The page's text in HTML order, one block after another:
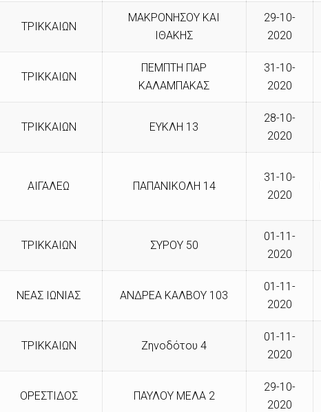
ΤΡΙΚΚΑΙΩΝ
ΜΑΚΡΟΝΗΣΟΥ ΚΑΙ
ΙΘΑΚΗΣ
29-10-
2020
ΤΡΙΚΚΑΙΩΝ
ΠΕΜΠΤΗ ΠΑΡ
ΚΑΛΑΜΠΑΚΑΣ
31-10-
2020
ΤΡΙΚΚΑΙΩΝ ΕΥΚΛΗ 13
28-10-
2020
ΑΙΓΑΛΕΩ ΠΑΠΑΝΙΚΟΛΗ 14
31-10-
2020
ΤΡΙΚΚΑΙΩΝ ΣΥΡΟΥ 50
01-11-
2020
ΝΕΑΣ ΙΩΝΙΑΣ ΑΝΔΡΕΑ ΚΑΛΒΟΥ 103
01-11-
2020
ΤΡΙΚΚΑΙΩΝ Ζηνοδότου 4
01-11-
2020
ΟΡΕΣΤΙΔΟΣ ΠΑΥΛΟΥ ΜΕΛΑ 2
29-10-
2020